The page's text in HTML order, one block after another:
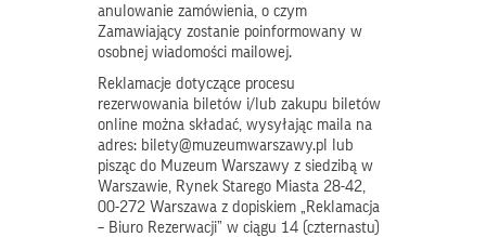
anulowanie zamówienia, o czym
Zamawiający zostanie poinformowany w
osobnej wiadomości mailowej.
Reklamacje dotyczące procesu
rezerwowania biletów i/lub zakupu biletów
online można składać, wysyłając maila na
adres: bilety@muzeumwarszawy.pl lub
pisząc do Muzeum Warszawy z siedzibą w
Warszawie, Rynek Starego Miasta 28-42,
00-272 Warszawa z dopiskiem „Reklamacja
– Biuro Rezerwacji” w ciągu 14 (czternastu)